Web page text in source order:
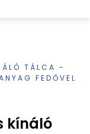
TÁLCA -
FEDŐVEL
kínáló